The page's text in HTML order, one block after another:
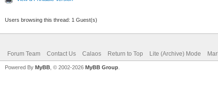
Users browsing this thread: 1 Guest(s)
Forum Team Contact Us Calaos Return to Top Lite (Archive) Mode
Powered By MyBB , © 2002-2026 MyBB Group